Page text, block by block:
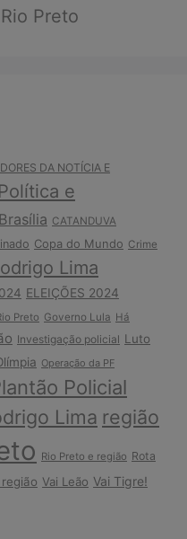
Preto
DA NOTÍCIA E
e
Brasília CATANDUVA
Copa do Mundo Crime
Lima
ELEIÇÕES 2024
Preto Governo Lula Há
Investigação policial Luto
Operação da PF
Policial
Lima região
Rio Preto e região Rota
Vai Leão Vai Tigre!